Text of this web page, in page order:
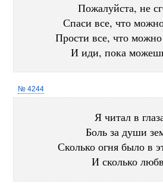
Пожалуйста, не
Спаси все, что
Прости все, что можно
И иди, пока
№ 4244
Я читал в
Боль за души
Сколько огня было в
И сколько